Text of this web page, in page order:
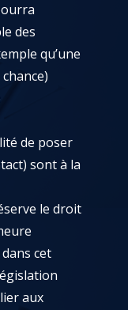
des
qu’une
de poser
sont à la
le droit
cet
aux